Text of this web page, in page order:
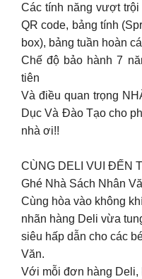
Các tính năng vượt
QR code, bảng tính
box), bảng tuần hoàn
Chế độ bảo hành 7
tiên
Và điều quan trọng
Dục Và Đào Tạo cho
nhà ơi!!
CÙNG DELI VUI ĐẾN
Ghé Nhà Sách Nhân
Cùng hòa vào không
nhãn hàng Deli vừa
siêu hấp dẫn cho các
Văn.
Với mỗi đơn hàng Deli,